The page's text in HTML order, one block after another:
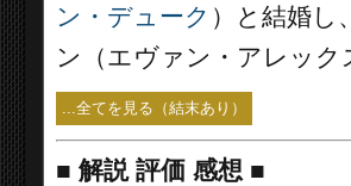
ン・デューク ）と結婚し
ン（エヴァン・アレック
...全てを見る（結末あり）
■ 解説 評価 感想 ■